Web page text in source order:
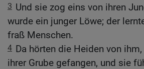
3 Und sie zog eins von ihren
wurde ein junger Löwe; der
fraß Menschen.
4 Da hörten die Heiden von
ihrer Grube gefangen, und sie